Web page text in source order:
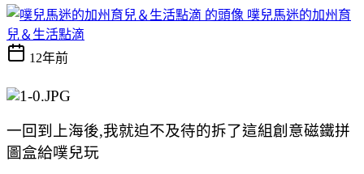
噗兒馬迷的加州育
兒＆生活點滴
12年前
一回到上海後,我就迫不及待的拆了這組創意磁鐵拼
圖盒給噗兒玩